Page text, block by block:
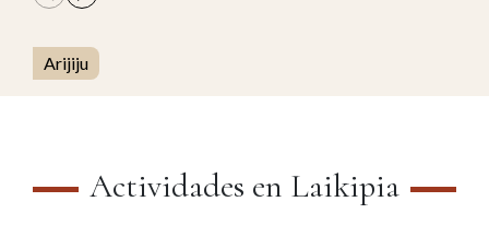
Arijiju
Actividades en Laikipia